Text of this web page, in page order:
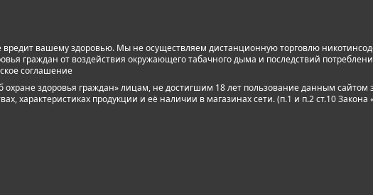
вредит вашему здоровью. Мы не осуществляем дистанционную торговлю
граждан от воздействия окружающего табачного дыма и последствий
соглашение
охране здоровья граждан» лицам, не достигшим 18 лет пользование данным
характеристиках продукции и её наличии в магазинах сети. (п.1 и п.2 ст.10